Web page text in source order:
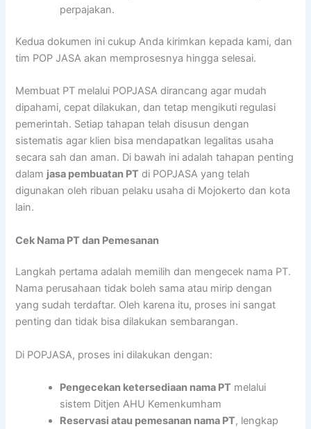
perpajakan.
Kedua dokumen ini cukup Anda kirimkan kepada kami, dan
tim POP JASA akan memprosesnya hingga selesai.
Membuat PT melalui POPJASA dirancang agar mudah
dipahami, cepat dilakukan, dan tetap mengikuti regulasi
pemerintah. Setiap tahapan telah disusun dengan
sistematis agar klien bisa mendapatkan legalitas usaha
secara sah dan aman. Di bawah ini adalah tahapan penting
dalam jasa pembuatan PT di POPJASA yang telah
digunakan oleh ribuan pelaku usaha di Mojokerto dan kota
lain.
Cek Nama PT dan Pemesanan
Langkah pertama adalah memilih dan mengecek nama PT.
Nama perusahaan tidak boleh sama atau mirip dengan
yang sudah terdaftar. Oleh karena itu, proses ini sangat
penting dan tidak bisa dilakukan sembarangan.
Di POPJASA, proses ini dilakukan dengan:
Pengecekan ketersediaan nama PT melalui
sistem Ditjen AHU Kemenkumham
Reservasi atau pemesanan nama PT, lengkap